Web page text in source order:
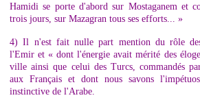
Hamidi se porte d'abord sur Mostaganem et
trois jours, sur Mazagran tous ses efforts... »
4) Il n'est fait nulle part mention du rôle des
l'Emir et « dont l'énergie avait mérité des
ville ainsi que celui des Turcs, commandés
aux Français et dont nous savons
instinctive de l'Arabe.